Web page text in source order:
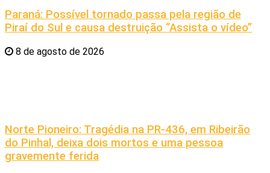
Paraná: Possível tornado passa pela região de
Piraí do Sul e causa destruição “Assista o vídeo”
8 de agosto de 2026
Norte Pioneiro: Tragédia na PR-436, em Ribeirão
do Pinhal, deixa dois mortos e uma pessoa
gravemente ferida